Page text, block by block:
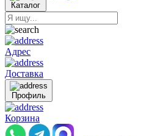
Каталог
Адрес
Доставка
Профиль
Корзина